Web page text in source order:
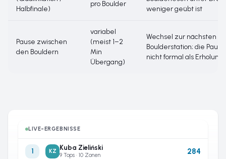
Halbfinale)
pro Boulder
weniger geübt ist
Pause zwischen
den Bouldern
variabel
(meist 1–2
Min
Übergang)
Wechsel zur nächsten
Boulderstation; die
nicht formal als
LIVE-ERGEBNISSE
1 KZ Kuba Zieliński
9 Tops · 10 Zonen 284